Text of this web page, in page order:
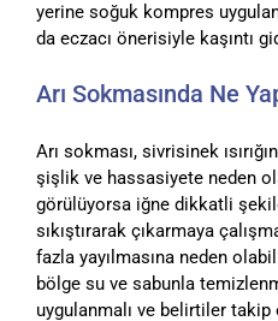
yerine soğuk kompres
da eczacı önerisiyle kaşıntı
Arı Sokmasında Ne
Arı sokması, sivrisinek
şişlik ve hassasiyete neden
görülüyorsa iğne dikkatli
sıkıştırarak çıkarmaya
fazla yayılmasına neden
bölge su ve sabunla
uygulanmalı ve belirtiler takip